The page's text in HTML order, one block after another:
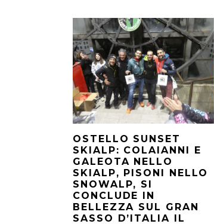
OSTELLO SUNSET
SKIALP: COLAIANNI E
GALEOTA NELLO
SKIALP, PISONI NELLO
SNOWALP, SI
CONCLUDE IN
BELLEZZA SUL GRAN
SASSO D’ITALIA IL